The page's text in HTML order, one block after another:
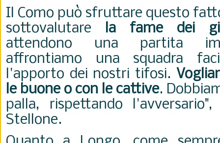
Il Como può sfruttare questo
sottovalutare la fame dei
attendono una partita
affrontiamo una squadra
l'apporto dei nostri tifosi.
le buone o con le cattive.
palla, rispettando
Stellone.